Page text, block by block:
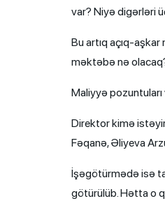
var? Niyə digərləri
Bu artıq açıq-
məktəbə nə
Maliyyə
Direktor kimə
Fəqanə, Əliyeva
İşəgötürmədə isə
götürülüb. Hətta o